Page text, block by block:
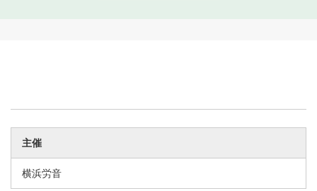
主催
横浜労音